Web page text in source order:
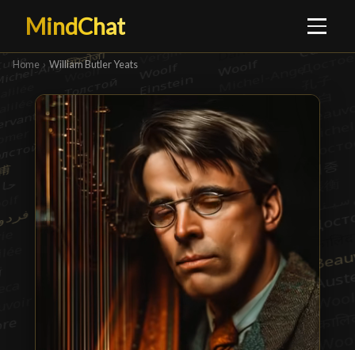
MindChat
Home › William Butler Yeats